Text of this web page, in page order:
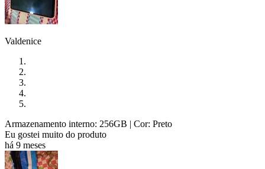
Valdenice
Armazenamento interno: 256GB | Cor: Preto
Eu gostei muito do produto
há 9 meses